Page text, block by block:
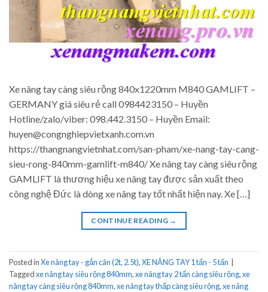
Xe nâng tay càng siêu rộng 840x1220mm M840 GAMLIFT –
GERMANY giá siêu rẻ call 0984423150 – Huyền
Hotline/zalo/viber: 098.442.3150 – Huyền Email:
huyen@congnghiepvietxanh.com.vn
https://thangnangvietnhat.com/san-pham/xe-nang-tay-cang-
sieu-rong-840mm-gamlift-m840/ Xe nâng tay càng siêu rộng
GAMLIFT là thương hiệu xe nâng tay được sản xuất theo
công nghệ Đức là dòng xe nâng tay tốt nhất hiện nay. Xe […]
CONTINUE READING →
Posted inXe nâng tay - gắn cân (2t, 2.5t),XE NÂNG TAY 1 tấn - 5 tấn
Taggedxe nâng tay siêu rộng 840mm,xe nâng tay 2 tấn càng siêu rộng,xe
nâng tay càng siêu rộng 840mm,xe nâng tay thấp càng siêu rộng,xe nâng